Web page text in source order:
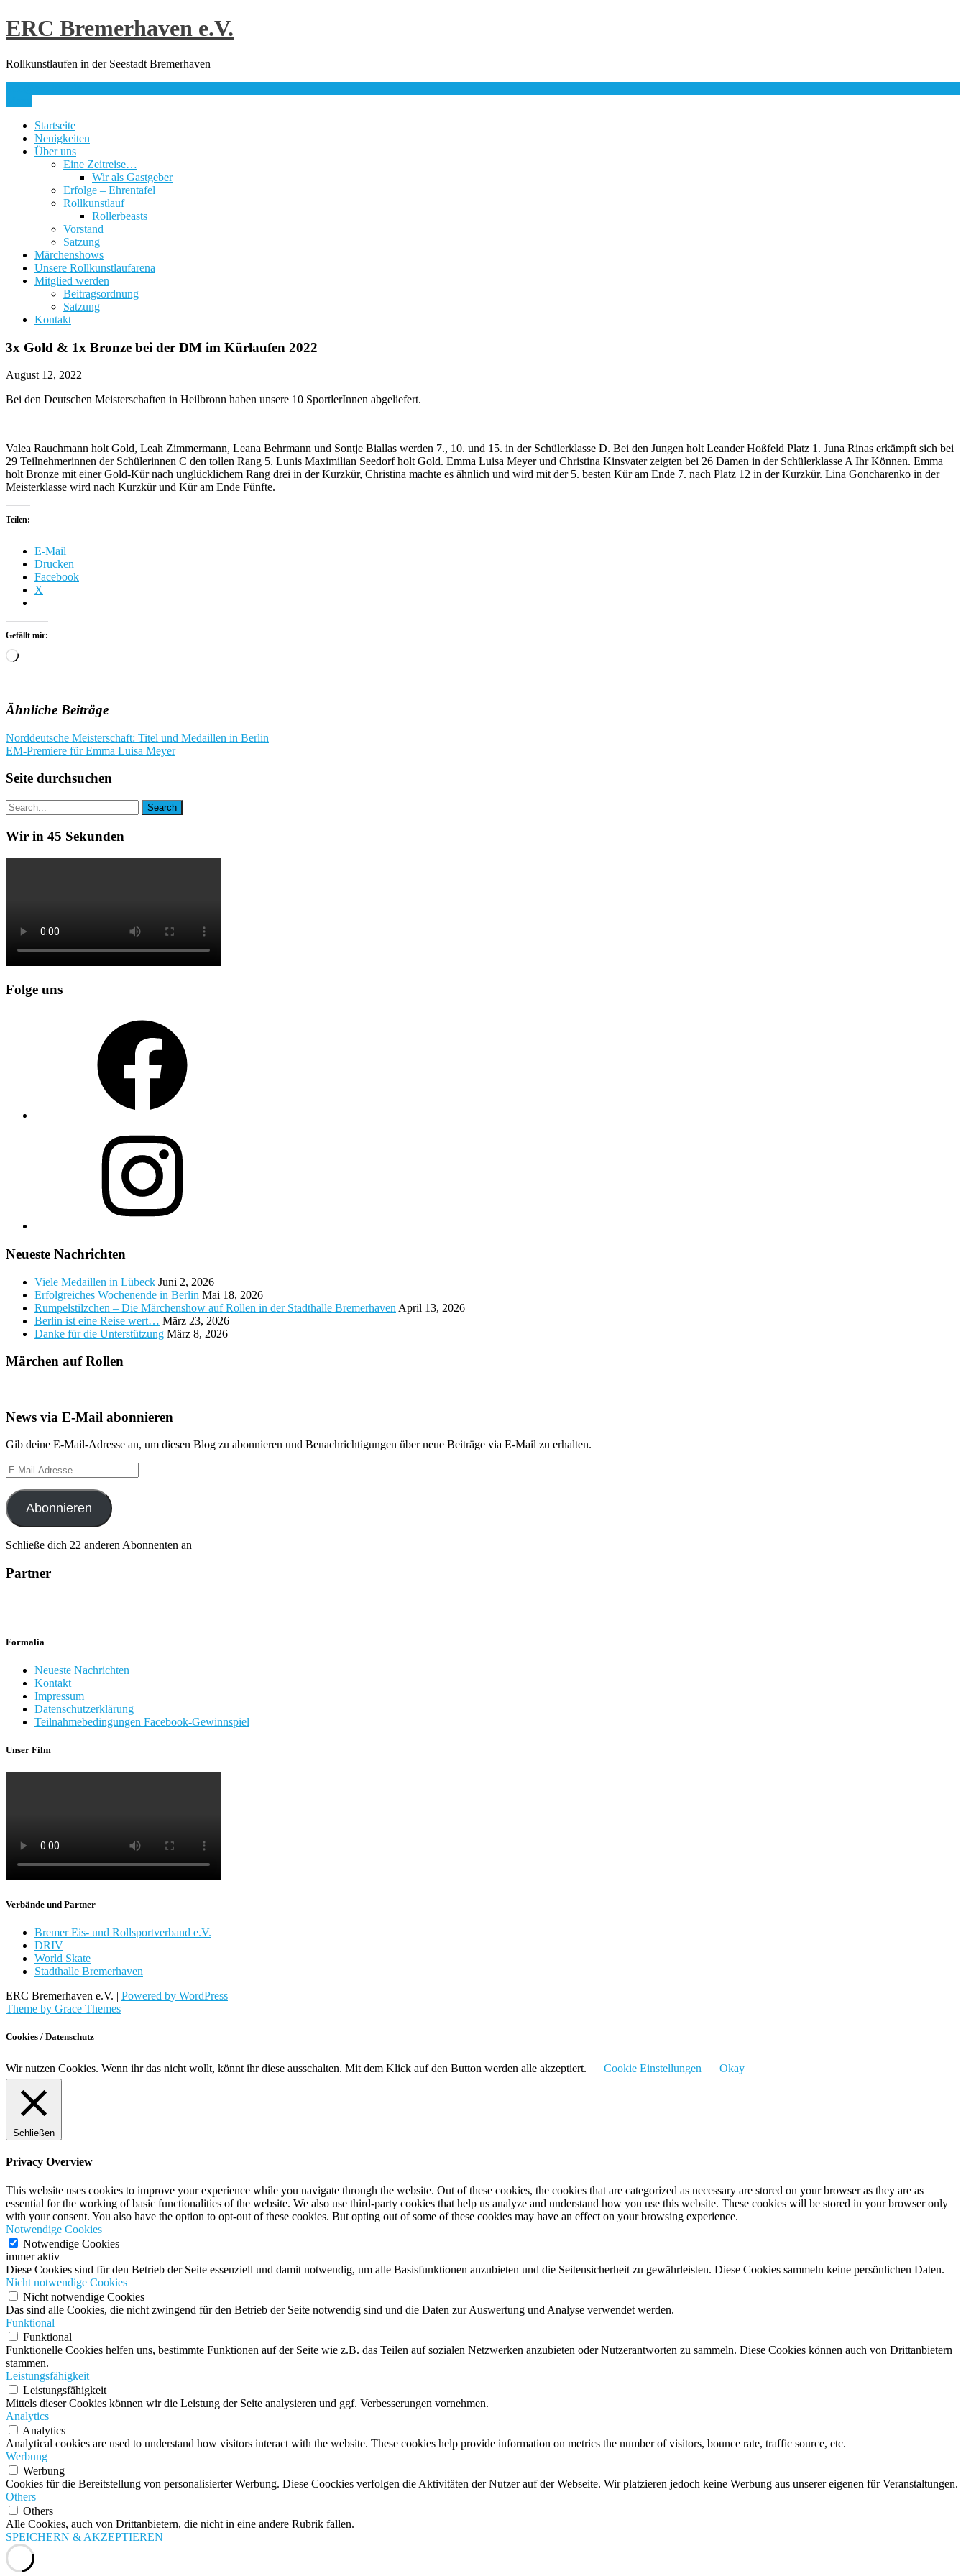
Skip
to
ERC Bremerhaven e.V.
Rollkunstlaufen in der Seestadt Bremerhaven
Startseite
Neuigkeiten
Über uns
Eine Zeitreise…
Wir als Gastgeber
Erfolge – Ehrentafel
Rollkunstlauf
Rollerbeasts
Vorstand
Satzung
Märchenshows
Unsere Rollkunstlaufarena
Mitglied werden
Beitragsordnung
Satzung
Kontakt
3x Gold & 1x Bronze bei der DM im Kürlaufen 2022
August 12, 2022
Bei den Deutschen Meisterschaften in Heilbronn haben unsere 10 SportlerInnen abgeliefert.
Valea Rauchmann holt Gold, Leah Zimmermann, Leana Behrmann und Sontje Biallas werden 7., 10. und 15. in der Schülerklasse D. Bei den Jungen holt Leander Hoßfeld Platz 1. Juna Rinas erkämpft sich bei
29 Teilnehmerinnen der Schülerinnen C den tollen Rang 5. Lunis Maximilian Seedorf holt Gold. Emma Luisa Meyer und Christina Kinsvater zeigten bei 26 Damen in der Schülerklasse A Ihr Können. Emma
holt Bronze mit einer Gold-Kür nach unglücklichem Rang drei in der Kurzkür, Christina machte es ähnlich und wird mit der 5. besten Kür am Ende 7. nach Platz 12 in der Kurzkür. Lina Goncharenko in der
Meisterklasse wird nach Kurzkür und Kür am Ende Fünfte.
Teilen:
E-Mail
Drucken
Facebook
X
Gefällt mir:
Wird
Ähnliche Beiträge
Beitragsnavigation
Norddeutsche Meisterschaft: Titel und Medaillen in Berlin
EM-Premiere für Emma Luisa Meyer
Seite durchsuchen
Wir in 45 Sekunden
Folge uns
Neueste Nachrichten
Viele Medaillen in Lübeck Juni 2, 2026
Erfolgreiches Wochenende in Berlin Mai 18, 2026
Rumpelstilzchen – Die Märchenshow auf Rollen in der Stadthalle Bremerhaven April 13, 2026
Berlin ist eine Reise wert… März 23, 2026
Danke für die Unterstützung März 8, 2026
Märchen auf Rollen
News via E-Mail abonnieren
Gib deine E-Mail-Adresse an, um diesen Blog zu abonnieren und Benachrichtigungen über neue Beiträge via E-Mail zu erhalten.
E-
Mail-
Adresse
Abonnieren
Schließe dich 22 anderen Abonnenten an
Partner
Formalia
Neueste Nachrichten
Kontakt
Impressum
Datenschutzerklärung
Teilnahmebedingungen Facebook-Gewinnspiel
Unser Film
Verbände und Partner
Bremer Eis- und Rollsportverband e.V.
DRIV
World Skate
Stadthalle Bremerhaven
ERC Bremerhaven e.V. | Powered by WordPress
Theme by Grace Themes
Cookies / Datenschutz
Wir nutzen Cookies. Wenn ihr das nicht wollt, könnt ihr diese ausschalten. Mit dem Klick auf den Button werden alle akzeptiert. Cookie Einstellungen Okay
Schließen
Privacy Overview
This website uses cookies to improve your experience while you navigate through the website. Out of these cookies, the cookies that are categorized as necessary are stored on your browser as they are as
essential for the working of basic functionalities of the website. We also use third-party cookies that help us analyze and understand how you use this website. These cookies will be stored in your browser only
with your consent. You also have the option to opt-out of these cookies. But opting out of some of these cookies may have an effect on your browsing experience.
Notwendige Cookies
Notwendige Cookies
immer aktiv
Diese Cookies sind für den Betrieb der Seite essenziell und damit notwendig, um alle Basisfunktionen anzubieten und die Seitensicherheit zu gewährleisten. Diese Cookies sammeln keine persönlichen Daten.
Nicht notwendige Cookies
Nicht notwendige Cookies
Das sind alle Cookies, die nicht zwingend für den Betrieb der Seite notwendig sind und die Daten zur Auswertung und Analyse verwendet werden.
Funktional
Funktional
Funktionelle Cookies helfen uns, bestimmte Funktionen auf der Seite wie z.B. das Teilen auf sozialen Netzwerken anzubieten oder Nutzerantworten zu sammeln. Diese Cookies können auch von Drittanbietern
stammen.
Leistungsfähigkeit
Leistungsfähigkeit
Mittels dieser Cookies können wir die Leistung der Seite analysieren und ggf. Verbesserungen vornehmen.
Analytics
Analytics
Analytical cookies are used to understand how visitors interact with the website. These cookies help provide information on metrics the number of visitors, bounce rate, traffic source, etc.
Werbung
Werbung
Cookies für die Bereitstellung von personalisierter Werbung. Diese Coockies verfolgen die Aktivitäten der Nutzer auf der Webseite. Wir platzieren jedoch keine Werbung aus unserer eigenen für Veranstaltungen.
Others
Others
Alle Cookies, auch von Drittanbietern, die nicht in eine andere Rubrik fallen.
SPEICHERN & AKZEPTIEREN